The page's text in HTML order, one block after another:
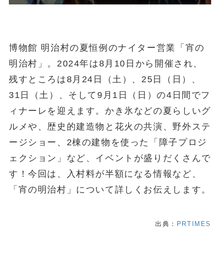
博物館 明治村の夏恒例のナイター営業「宵の
明治村」。2024年は8月10日から開催され、
残すところは8月24日（土）、25日（日）、
31日（土）、そして9月1日（日）の4日間でフ
ィナーレを迎えます。かき氷などの夏らしいグ
ルメや、歴史的建造物と花火の共演、野外ステ
ージショー、2棟の建物を使った「障子プロジ
ェクション」など、イベントが盛りだくさんで
す！今回は、入村料が半額になる情報など、
「宵の明治村」について詳しくお伝えします。
出典： PRTIMES